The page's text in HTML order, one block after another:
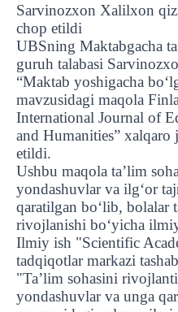
Sarvinozxon Xalilxon
chop etildi
UBSning Maktabgacha
guruh talabasi
“Maktab yoshigacha
mavzusidagi maqola
International Journal of
and Humanities”
etildi.
Ushbu maqola ta’lim
yondashuvlar va ilg‘or
qaratilgan bo‘lib, bolalar
rivojlanishi bo‘yicha
Ilmiy ish "Scientific
tadqiqotlar markazi
"Ta’lim sohasini
yondashuvlar va unga